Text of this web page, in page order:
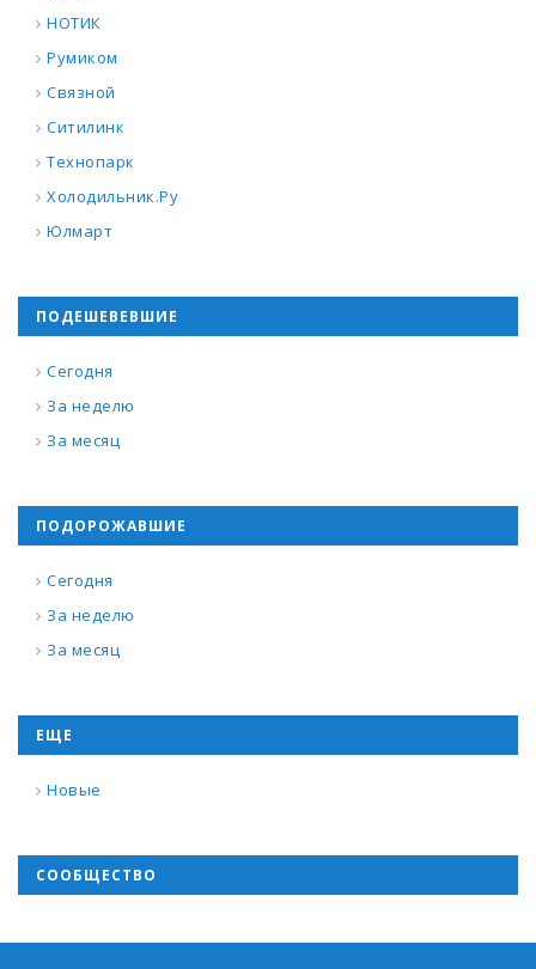
НОТИК
Румиком
Связной
Ситилинк
Технопарк
Холодильник.Ру
Юлмарт
ПОДЕШЕВЕВШИЕ
Сегодня
За неделю
За месяц
ПОДОРОЖАВШИЕ
Сегодня
За неделю
За месяц
ЕЩЕ
Новые
СООБЩЕСТВО